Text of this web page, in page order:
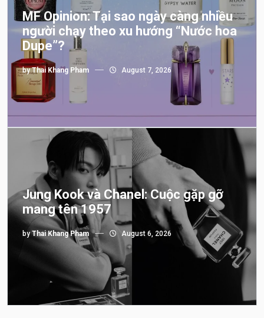
MF Opinion: Tại sao ngày càng nhiều
người chạy theo xu hướng “Nước hoa
Dupe”?
byThai Khang Pham August 7, 2026
Jung Kook và Chanel: Cuộc gặp gỡ
mang tên 1957
byThai Khang Pham August 6, 2026